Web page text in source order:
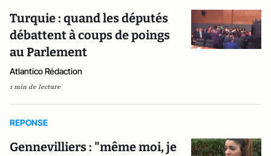
Turquie : quand les députés
débattent à coups de poings
au Parlement
Atlantico Rédaction
1 min de lecture
REPONSE
Gennevilliers : "même moi, je